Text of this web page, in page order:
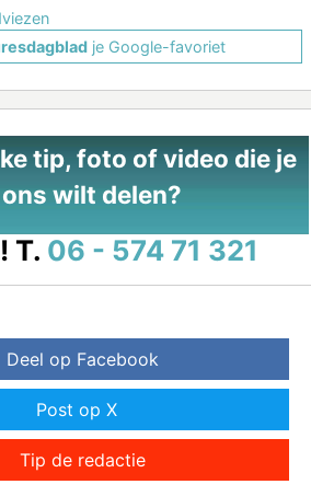
je Google-favoriet
tip, foto of video die je
wilt delen?
T. 06 - 574 71 321
Deel op Facebook
Post op X
Tip de redactie